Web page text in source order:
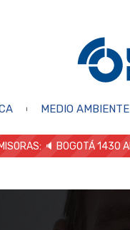
MEDIO AMBIENTE
🔈 BOGOTÁ 1430